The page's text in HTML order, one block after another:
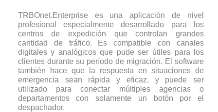
TRBOnet.Enterprise es una aplicación de nivel
profesional especialmente desarrollado para los
centros de expedición que controlan grandes
cantidad de tráfico. Es compatible con canales
digitales y analógicos que pude ser útiles para los
clientes durante su período de migración. El software
también hace que la respuesta en situaciones de
emergencia sean rápida y eficaz, y puede ser
utilizado para conectar múltiples agencias o
departamentos con solamente un botón por el
despachador.